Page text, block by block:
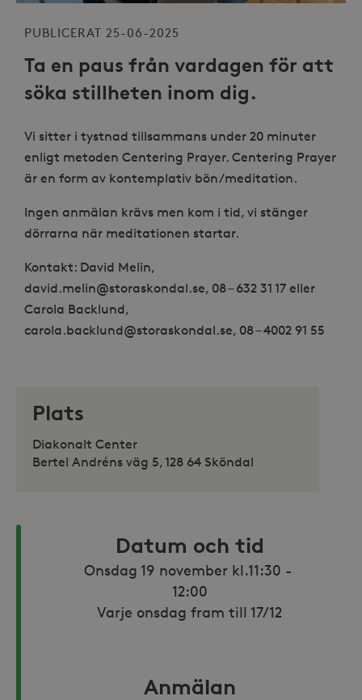
PUBLICERAT 25-06-2025
Ta en paus från vardagen för att
söka stillheten inom dig.
Vi sitter i tystnad tillsammans under 20 minuter
enligt metoden Centering Prayer. Centering Prayer
är en form av kontemplativ bön/meditation.
Ingen anmälan krävs men kom i tid, vi stänger
dörrarna när meditationen startar.
Kontakt: David Melin,
david.melin@storaskondal.se, 08 – 632 31 17 eller
Carola Backlund,
carola.backlund@storaskondal.se, 08 – 4002 91 55
Plats
Diakonalt Center
Bertel Andréns väg 5, 128 64 Sköndal
Datum och tid
Onsdag 19 november kl.11:30 -
12:00
Varje onsdag fram till 17/12
Anmälan